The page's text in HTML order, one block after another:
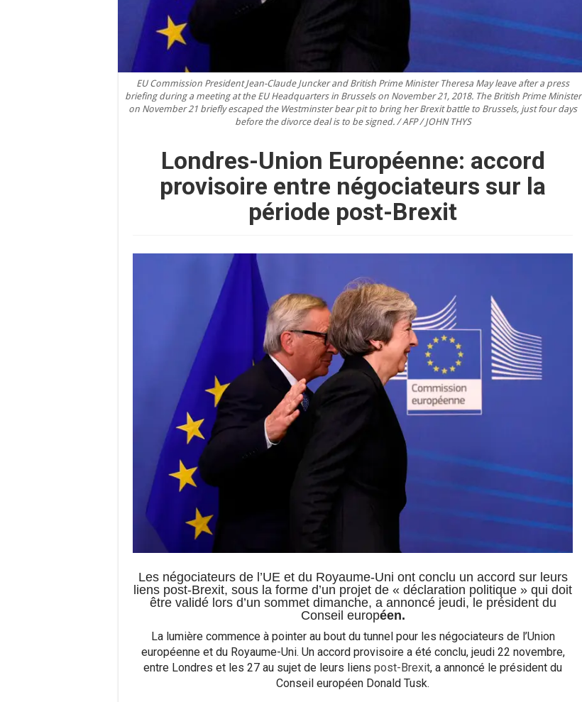
EU Commission President Jean-Claude Juncker and British Prime Minister Theresa May leave after a press
briefing during a meeting at the EU Headquarters in Brussels on November 21, 2018. The British Prime Minister
on November 21 briefly escaped the Westminster bear pit to bring her Brexit battle to Brussels, just four days
before the divorce deal is to be signed. / AFP / JOHN THYS
Londres-Union Européenne: accord
provisoire entre négociateurs sur la
période post-Brexit
Les négociateurs de l’UE et du Royaume-Uni ont conclu un accord sur leurs
liens post-Brexit, sous la forme d’un projet de « déclaration politique » qui doit
être validé lors d’un sommet dimanche, a annoncé jeudi, le président du
Conseil européen.
La lumière commence à pointer au bout du tunnel pour les négociateurs de l’Union
européenne et du Royaume-Uni. Un accord provisoire a été conclu, jeudi 22 novembre,
entre Londres et les 27 au sujet de leurs liens post-Brexit, a annoncé le président du
Conseil européen Donald Tusk.